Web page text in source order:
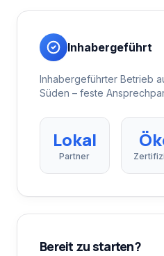
Inhabergeführt
Inhabergeführter Betrieb
Süden – feste
Lokal
Partner
Bereit zu starten?